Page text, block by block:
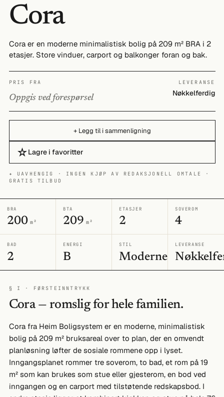
Cora
Cora er en moderne minimalistisk bolig på 209 m² BRA i 2
etasjer. Store vinduer, carport og balkonger foran og bak.
PRIS FRA
Oppgis ved forespørsel
LEVERANSE
Nøkkelferdig
+ Legg til i sammenligning
☆Lagre i favoritter
✦ UAVHENGIG · INGEN KJØP AV REDAKSJONELL OMTALE ·
GRATIS TILBUD
BRA
200 m²
BTA
209 m²
ETASJER
2
SOVEROM
4
BAD
2
ENERGI
B
STIL
Moderne
LEVERANSE
§ I · FØRSTEINNTRYKK
Cora — romslig for hele familien.
Cora fra Heim Boligsystem er en moderne, minimalistisk
bolig på 209 m² bruksareal over to plan, der en omvendt
planløsning løfter de sosiale rommene opp i lyset.
Inngangsplanet rommer tre soverom, to bad, et rom på 19
m² som kan brukes som stue eller gjesterom, en bod ved
inngangen og en carport med tilstøtende redskapsbod. I